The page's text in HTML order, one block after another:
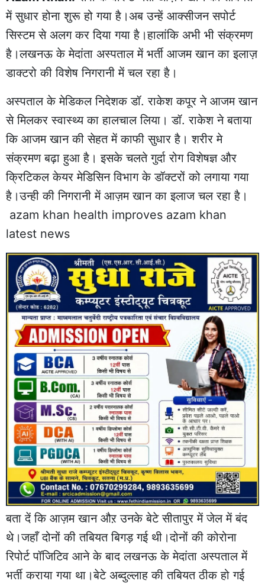
में सुधार होना शुरू हो गया है।अब उन्हें आक्सीजन सपोर्ट
सिस्टम से अलग कर दिया गया है।हालांकि अभी भी संक्रमण
है।लखनऊ के मेदांता अस्पताल में भर्ती आजम खान का इलाज़
डाक्टरो की विशेष निगरानी में चल रहा है।
अस्पताल के मेडिकल निदेशक डॉ. राकेश कपूर ने आजम खान
से मिलकर स्वास्थ्य का हालचाल लिया। डॉ. राकेश ने बताया
कि आजम खान की सेहत में काफी सुधार है। शरीर मे
संक्रमण बढ़ा हुआ है। इसके चलते गुर्दा रोग विशेषज्ञ और
क्रिटिकल केयर मेडिसिन विभाग के डॉक्टरों को लगाया गया
है।उन्ही की निगरानी में आज़म खान का इलाज चल रहा है।
azam khan health improves azam khan
latest news
बता दें कि आज़म खान औऱ उनके बेटे सीतापुर में जेल में बंद
थे।जहाँ दोनों की तबियत बिगड़ गई थी।दोनों की कोरोना
रिपोर्ट पॉजिटिव आने के बाद लखनऊ के मेदांता अस्पताल में
भर्ती कराया गया था।बेटे अब्दुल्लाह की तबियत ठीक हो गई